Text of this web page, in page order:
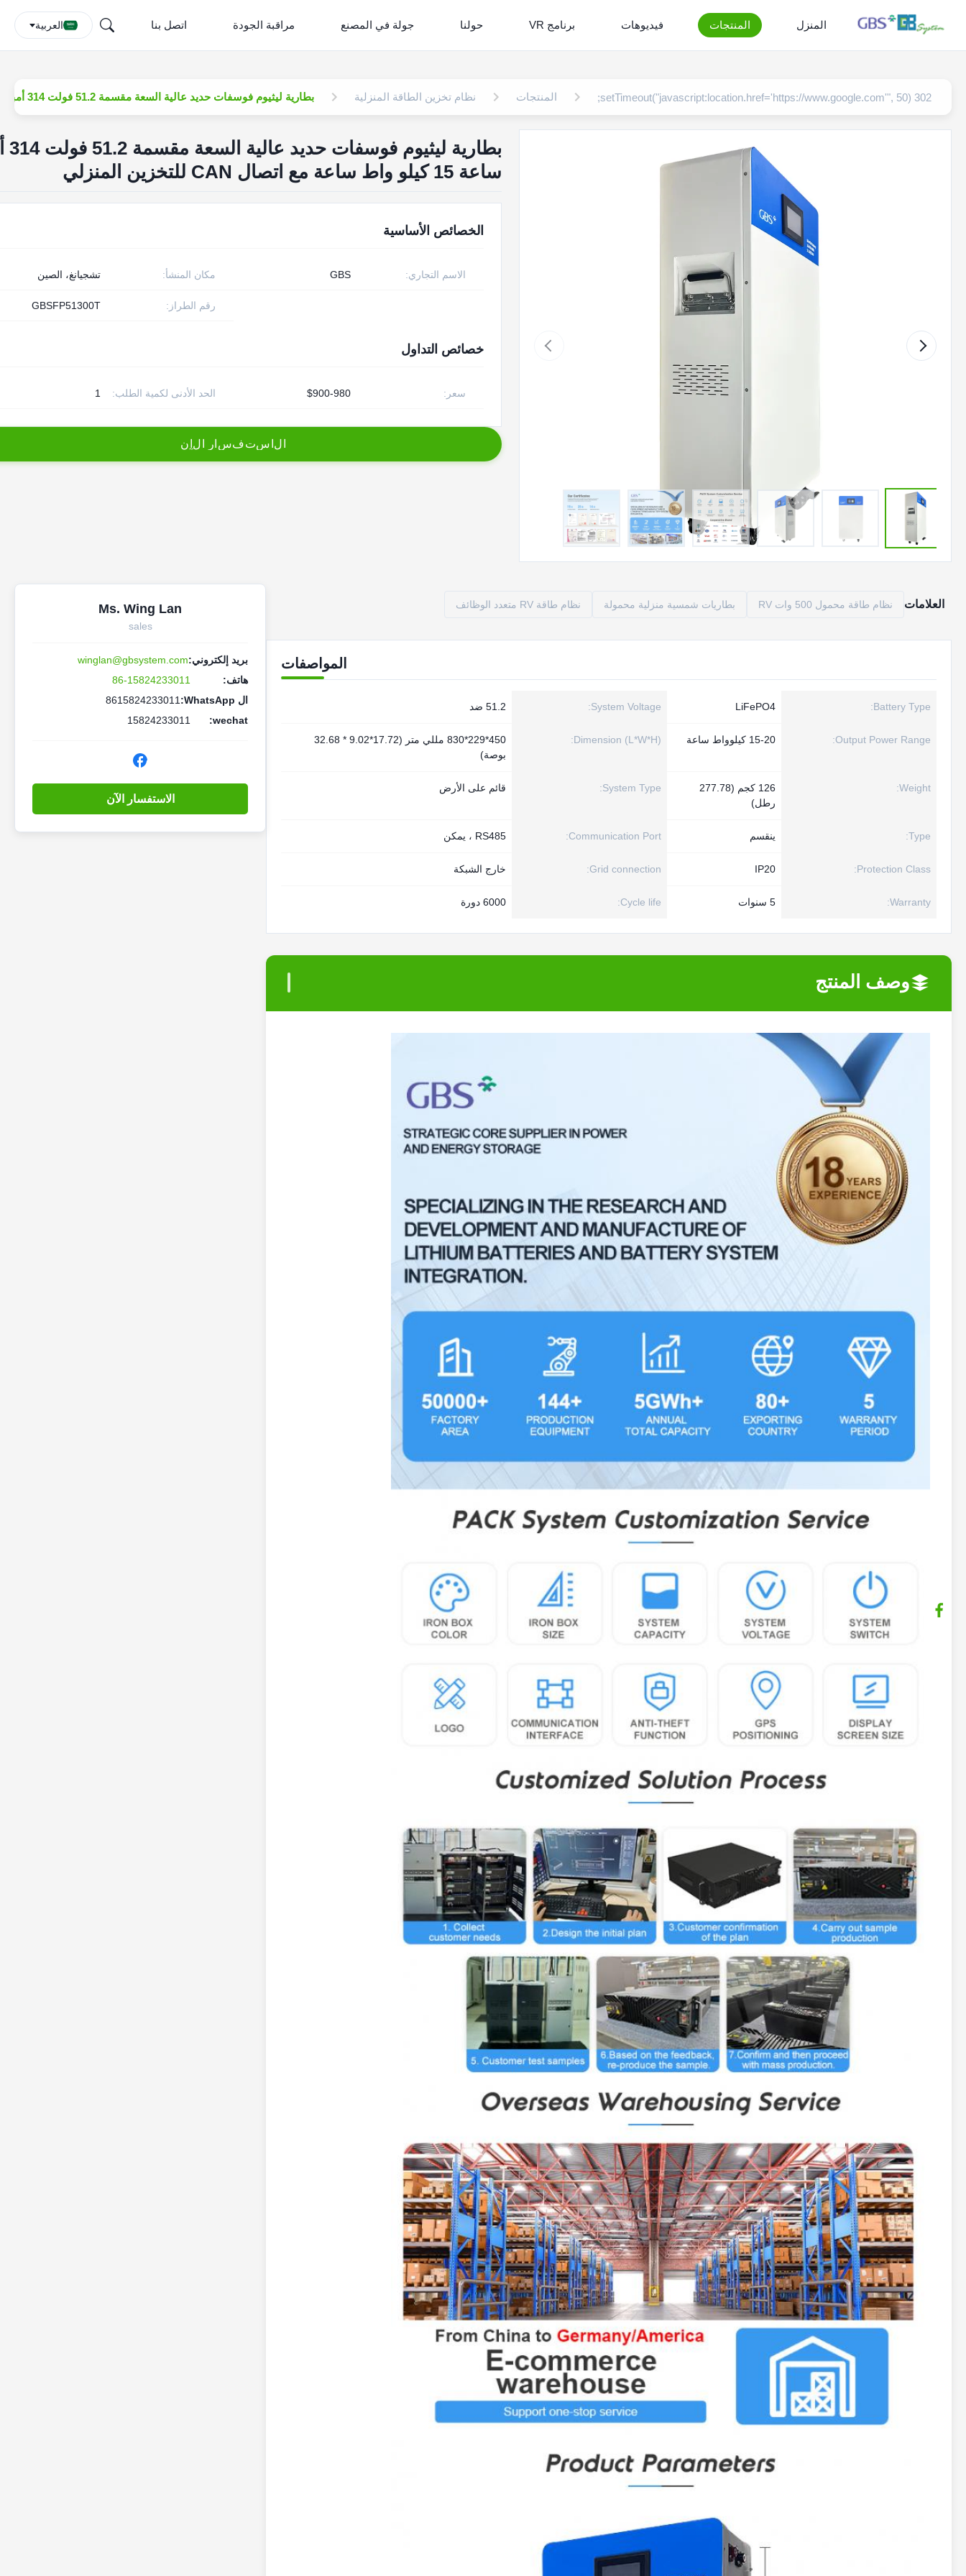
المنزل المنتجات فيديوهات برنامج VR حولنا جولة في المصنع مراقبة الجودة اتصل بنا العربية
302 setTimeout("javascript:location.href='https://www.google.com'", 50); المنتجات نظام تخزين الطاقة المنزلية بطارية ليثيوم فوسفات حديد عالية السعة مقسمة 51.2 فولت 314 أمبير ساعة 15 كيلو واط ساعة مع اتصال CAN للتخزين المنزلي
بطارية
ساعة 15 كيلو واط ساعة مع اتصال CAN للتخزين المنزلي
الخصائص الأساسية
مكان المنشأ: تشجيانغ، الصين الاسم التجاري: GBS
رقم الطراز: GBSFP51300T
خصائص التداول
الحد الأدنى لكمية الطلب: 1 سعر: $900-980
ل ستفس ر ل ن
العلامات نظام طاقة محمول 500 وات RV بطاريات شمسية منزلية محمولة نظام طاقة RV متعدد الوظائف
المواصفات
Battery Type:
LiFePO4
System Voltage: 51.2 ضد
Output Power Range: 15-20 كيلوواط ساعة Dimension (L*W*H):
450*229*830 مللي متر (17.72*9.02 * 32.68
بوصة)
Weight:
126 كجم (277.78
رطل)
System Type: قائم على الأرض
Type: ينقسم Communication Port: RS485 ، يمكن
Protection Class:
IP20
Grid connection: خارج الشبكة
Warranty: 5 سنوات Cycle life: 6000 دورة
وصف المنتج
Ms. Wing Lan
sales
بريد إلكتروني:winglan@gbsystem.com
هاتف:
86-15824233011
ال WhatsApp:
8615824233011
wechat:
15824233011
الاستفسار الآن